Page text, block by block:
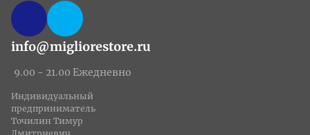
info@migliorestore.ru
9.00 - 21.00 Ежедневно
Индивидуальный
предприниматель
Точилин Тимур